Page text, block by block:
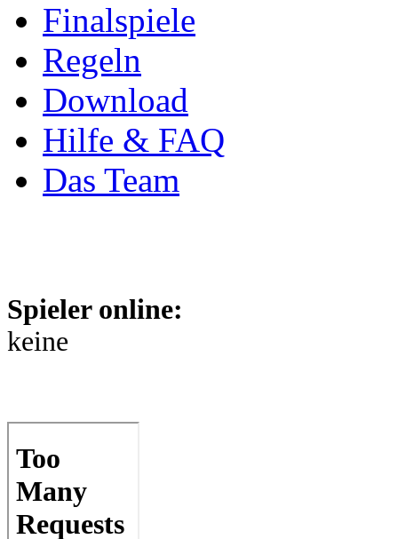
Finalspiele
Regeln
Download
Hilfe & FAQ
Das Team
Spieler online:
keine